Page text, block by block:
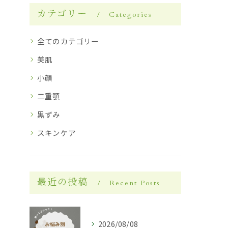
カテゴリー Categories
全てのカテゴリー
美肌
小顔
二重顎
黒ずみ
スキンケア
最近の投稿 Recent Posts
2026/08/08